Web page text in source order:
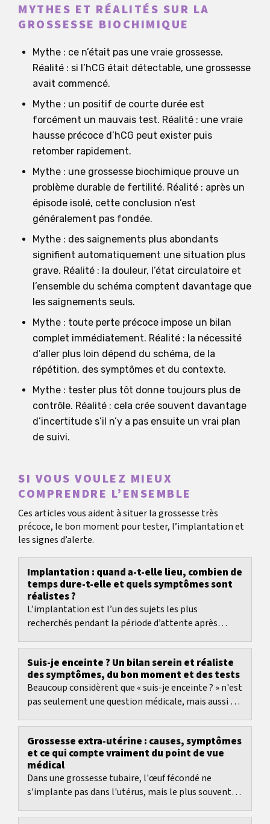
MYTHES ET RÉALITÉS SUR LA
GROSSESSE BIOCHIMIQUE
Mythe : ce n’était pas une vraie grossesse.
Réalité : si l’hCG était détectable, une grossesse
avait commencé.
Mythe : un positif de courte durée est
forcément un mauvais test. Réalité : une vraie
hausse précoce d’hCG peut exister puis
retomber rapidement.
Mythe : une grossesse biochimique prouve un
problème durable de fertilité. Réalité : après un
épisode isolé, cette conclusion n’est
généralement pas fondée.
Mythe : des saignements plus abondants
signifient automatiquement une situation plus
grave. Réalité : la douleur, l’état circulatoire et
l’ensemble du schéma comptent davantage que
les saignements seuls.
Mythe : toute perte précoce impose un bilan
complet immédiatement. Réalité : la nécessité
d’aller plus loin dépend du schéma, de la
répétition, des symptômes et du contexte.
Mythe : tester plus tôt donne toujours plus de
contrôle. Réalité : cela crée souvent davantage
d’incertitude s’il n’y a pas ensuite un vrai plan
de suivi.
SI VOUS VOULEZ MIEUX
COMPRENDRE L’ENSEMBLE
Ces articles vous aident à situer la grossesse très
précoce, le bon moment pour tester, l’implantation et
les signes d’alerte.
Implantation : quand a-t-elle lieu, combien de
temps dure-t-elle et quels symptômes sont
réalistes ?
L’implantation est l’un des sujets les plus
recherchés pendant la période d’attente après
Suis-je enceinte ? Un bilan serein et réaliste
des symptômes, du bon moment et des tests
Beaucoup considèrent que « suis-je enceinte ? » n'est
pas seulement une question médicale, mais aussi un
Grossesse extra‑utérine : causes, symptômes
et ce qui compte vraiment du point de vue
médical
Dans une grossesse tubaire, l'œuf fécondé ne
s'implante pas dans l'utérus, mais le plus souvent